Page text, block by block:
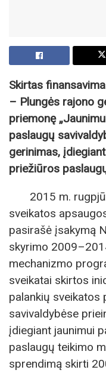
Skirtas
– Plungės rajono
priemonę
paslaugų
gerinimas,
priežiūros
2015 m.
sveikatos
pasirašė įsakymą
skyrimo
mechanizmo
sveikatai skirtos
palankių sveikatos
savivaldybėse
įdiegiant jaunimui
paslaugų teikimo
sprendimą skirti